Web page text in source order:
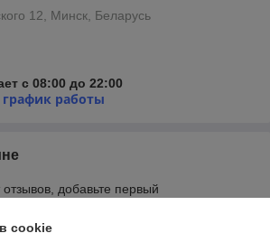
12, Минск, Беларусь
с 08:00 до 22:00
график работы
добавьте первый
cookie